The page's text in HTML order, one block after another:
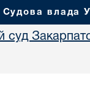
Судова влада